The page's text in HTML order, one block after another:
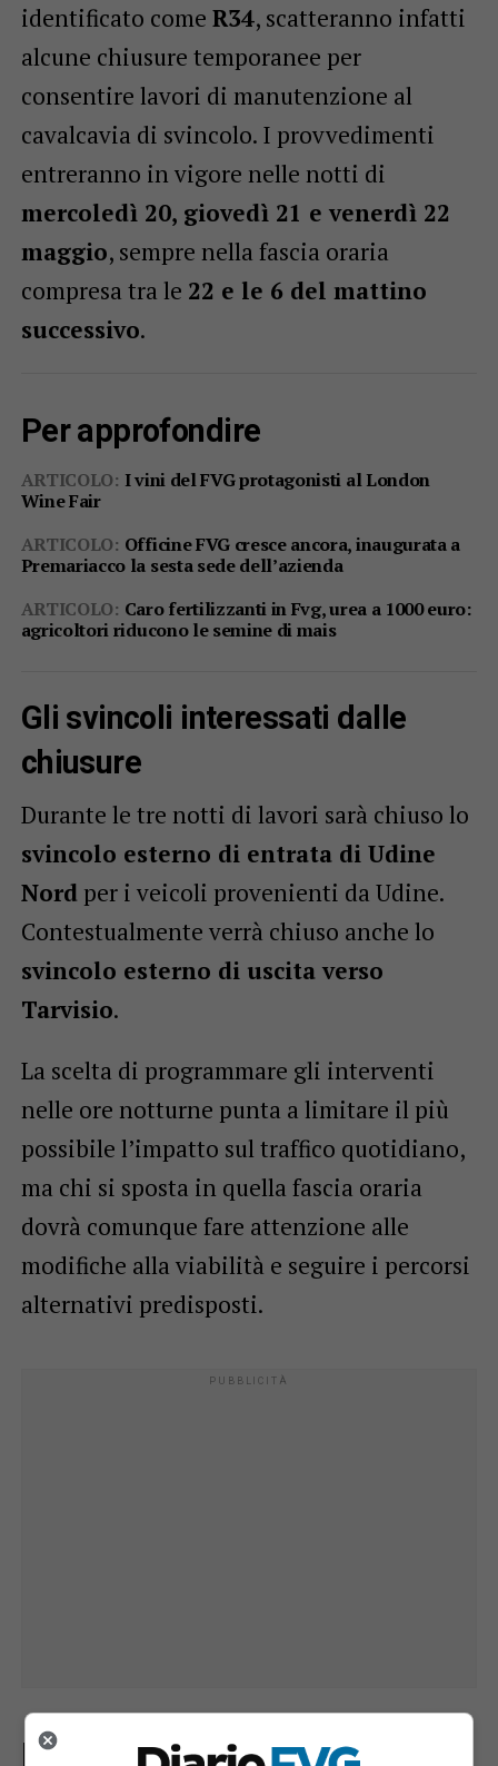
identificato come R34, scatteranno infatti
alcune chiusure temporanee per
consentire lavori di manutenzione al
cavalcavia di svincolo. I provvedimenti
entreranno in vigore nelle notti di
mercoledì 20, giovedì 21 e venerdì 22
maggio, sempre nella fascia oraria
compresa tra le 22 e le 6 del mattino
successivo.
Per approfondire
ARTICOLO: I vini del FVG protagonisti al London
Wine Fair
ARTICOLO: Officine FVG cresce ancora, inaugurata a
Premariacco la sesta sede dell’azienda
ARTICOLO: Caro fertilizzanti in Fvg, urea a 1000 euro:
agricoltori riducono le semine di mais
Gli svincoli interessati dalle
chiusure
Durante le tre notti di lavori sarà chiuso lo
svincolo esterno di entrata di Udine
Nordper i veicoli provenienti da Udine.
Contestualmente verrà chiuso anche lo
svincolo esterno di uscita verso
Tarvisio.
La scelta di programmare gli interventi
nelle ore notturne punta a limitare il più
possibile l’impatto sul traffico quotidiano,
ma chi si sposta in quella fascia oraria
dovrà comunque fare attenzione alle
modifiche alla viabilità e seguire i percorsi
alternativi predisposti.
I percorsi alternativi consigliati